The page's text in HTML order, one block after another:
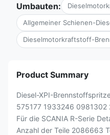
Umbauten:
Allgemeiner Schienen-
Dieselmotorkraftstoff-
Product Summary
Diesel-XPI-
575177 1933246
Für die SCANIA R-Serie
Anzahl der Teile 2086663